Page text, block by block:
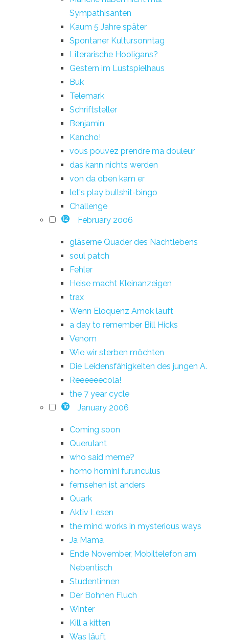
Sympathisanten
Kaum 5 Jahre später
Spontaner Kultursonntag
Literarische Hooligans?
Gestern im Lustspielhaus
Buk
Telemark
Schriftsteller
Benjamin
Kancho!
vous pouvez prendre ma douleur
das kann nichts werden
von da oben kam er
let's play bullshit-bingo
Challenge
12 February 2006
gläserne Quader des Nachtlebens
soul patch
Fehler
Heise macht Kleinanzeigen
trax
Wenn Eloquenz Amok läuft
a day to remember Bill Hicks
Venom
Wie wir sterben möchten
Die Leidensfähigkeiten des jungen A.
Reeeeeecola!
the 7 year cycle
16 January 2006
Coming soon
Querulant
who said meme?
homo homini furunculus
fernsehen ist anders
Quark
Aktiv Lesen
the mind works in mysterious ways
Ja Mama
Ende November, Mobiltelefon am
Nebentisch
Studentinnen
Der Bohnen Fluch
Winter
Kill a kitten
Was läuft